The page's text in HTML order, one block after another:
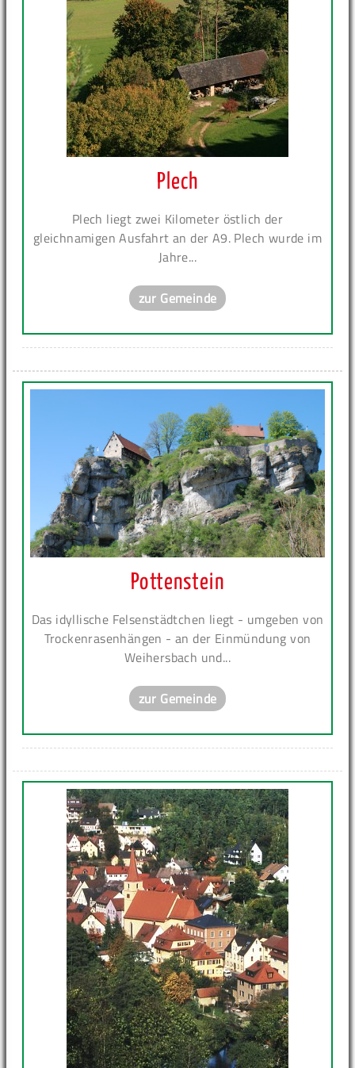
Plech
Plech liegt zwei Kilometer östlich der
gleichnamigen Ausfahrt an der A9. Plech wurde im
Jahre...
zur Gemeinde
Pottenstein
Das idyllische Felsenstädtchen liegt - umgeben von
Trockenrasenhängen - an der Einmündung von
Weihersbach und...
zur Gemeinde